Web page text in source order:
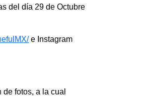
del día 29 de Octubre
e Instagram
fotos, a la cual